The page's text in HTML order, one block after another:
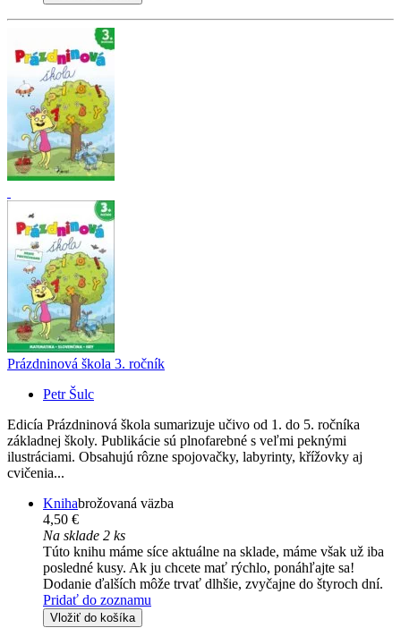
Prázdninová škola 3. ročník
Petr Šulc
Edicía Prázdninová škola sumarizuje učivo od 1. do 5. ročníka
základnej školy. Publikácie sú plnofarebné s veľmi peknými
ilustráciami. Obsahujú rôzne spojovačky, labyrinty, křížovky aj
cvičenia...
Knihabrožovaná väzba
4,50 €
Na sklade 2 ks
Túto knihu máme síce aktuálne na sklade, máme však už iba
posledné kusy. Ak ju chcete mať rýchlo, ponáhľajte sa!
Dodanie ďalších môže trvať dlhšie, zvyčajne do štyroch dní.
Pridať do zoznamu
Vložiť do košíka